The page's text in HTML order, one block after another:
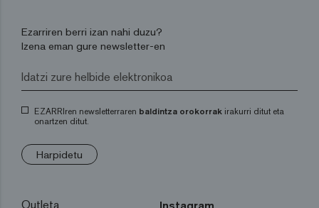
Ezarriren berri izan nahi duzu?
Izena eman gure newsletter-en
EZARRIren newsletterraren baldintza orokorrak irakurri ditut eta
onartzen ditut.
Harpidetu
Outleta Instagram